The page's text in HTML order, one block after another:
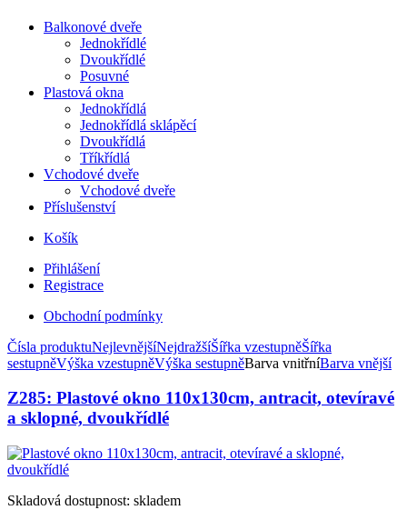
Balkonové dveře
Jednokřídlé
Dvoukřídlé
Posuvné
Plastová okna
Jednokřídlá
Jednokřídlá sklápěcí
Dvoukřídlá
Tříkřídlá
Vchodové dveře
Vchodové dveře
Příslušenství
Košík
Přihlášení
Registrace
Obchodní podmínky
Čísla produktuNejlevnějšíNejdražšíŠířka vzestupněŠířka
sestupněVýška vzestupněVýška sestupněBarva vnitřníBarva vnější
Z285: Plastové okno 110x130cm, antracit, otevíravé
a sklopné, dvoukřídlé
Skladová dostupnost: skladem